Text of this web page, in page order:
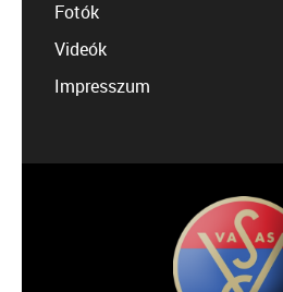
Fotók
Videók
Impresszum